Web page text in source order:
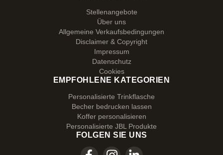
Stellenangebote
Über uns
Allgemeine Verkaufsbedingungen
Disclaimer & Copyright
Impressum
Datenschutz
Cookies
EMPFOHLENE KATEGORIEN
Personalisierte Trinkflasche
Becher bedrucken lassen
Koffer personalisieren
Personalisierte JBL Produkte
FOLGEN SIE UNS